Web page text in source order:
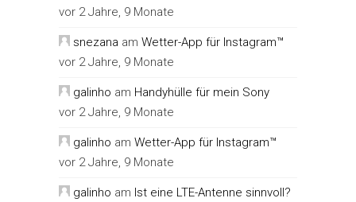
vor 2 Jahre, 9 Monate
snezana am Wetter-App für Instagram™
vor 2 Jahre, 9 Monate
galinho am Handyhülle für mein Sony
vor 2 Jahre, 9 Monate
galinho am Wetter-App für Instagram™
vor 2 Jahre, 9 Monate
galinho am Ist eine LTE-Antenne sinnvoll?